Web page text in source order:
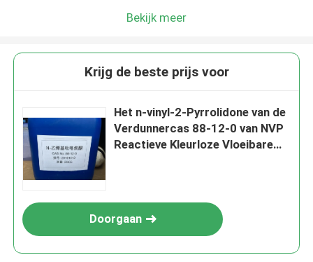
Bekijk meer
Krijg de beste prijs voor
Het n-vinyl-2-Pyrrolidone van de
Verdunnercas 88-12-0 van NVP
Reactieve Kleurloze Vloeibare
Doorgaan